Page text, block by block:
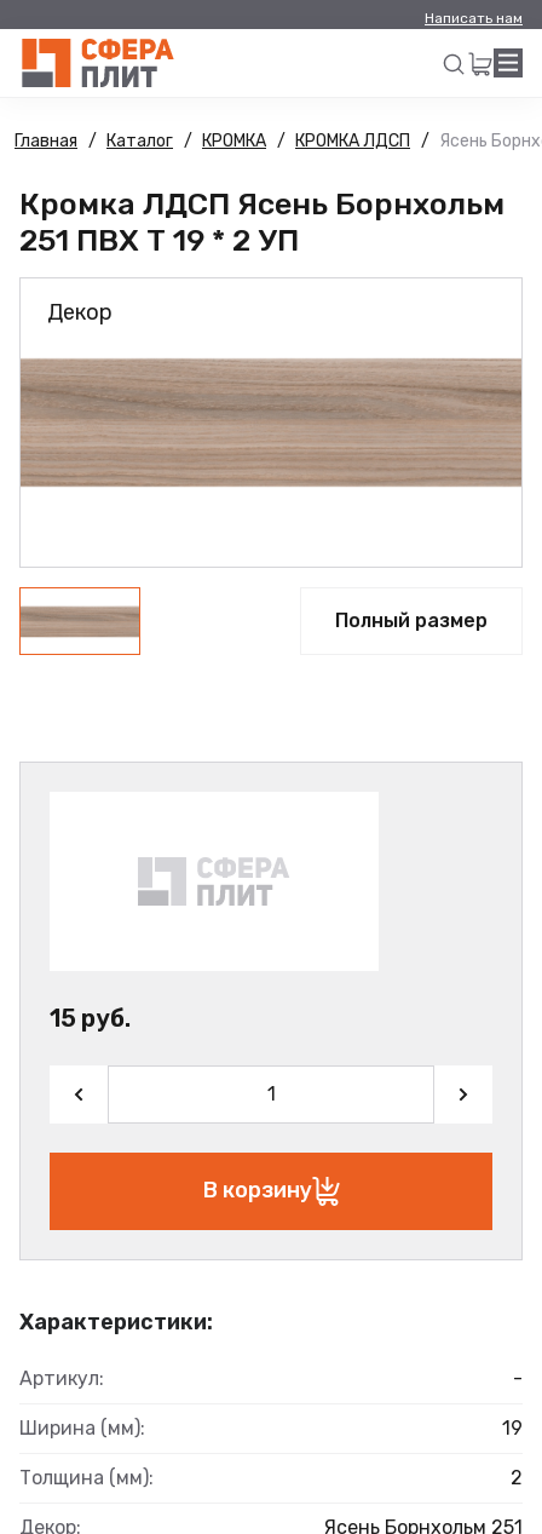
Написать нам
Искать
Главная Каталог КРОМКА КРОМКА ЛДСП Ясень
Кромка ЛДСП Ясень Борнхольм
251 ПВХ Т 19 * 2 УП
Декор
Полный размер
Характеристики:
Артикул: -
Ширина (мм): 19
Толщина (мм): 2
Декор: Ясень Борнхольм 251
15 руб.
В корзину